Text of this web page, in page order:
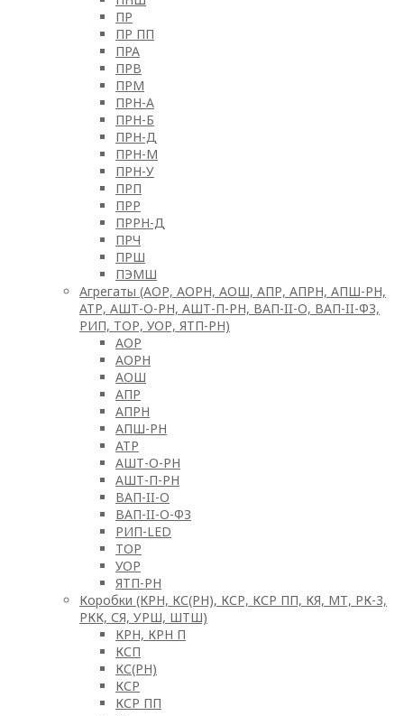
ПР
ПР ПП
ПРА
ПРВ
ПРМ
ПРН-А
ПРН-Б
ПРН-Д
ПРН-М
ПРН-У
ПРП
ПРР
ПРРН-Д
ПРЧ
ПРШ
ПЭМШ
Агрегаты (АОР, АОРН, АОШ, АПР, АПРН, АПШ-РН,
АТР, АШТ-О-РН, АШТ-П-РН, ВАП-II-О, ВАП-II-ФЗ,
РИП, ТОР, УОР, ЯТП-РН)
АОР
АОРН
АОШ
АПР
АПРН
АПШ-РН
АТР
АШТ-О-РН
АШТ-П-РН
ВАП-II-О
ВАП-II-О-ФЗ
РИП-LED
ТОР
УОР
ЯТП-РН
Коробки (КРН, КС(РН), КСР, КСР ПП, КЯ, МТ, РК-3,
РКК, СЯ, УРШ, ШТШ)
КРН, КРН П
КСП
КС(РН)
КСР
КСР ПП